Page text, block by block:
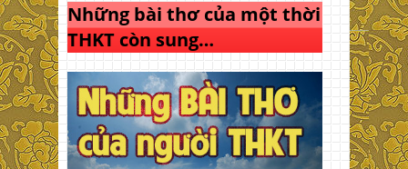
Những bài thơ của một thời
THKT còn sung…